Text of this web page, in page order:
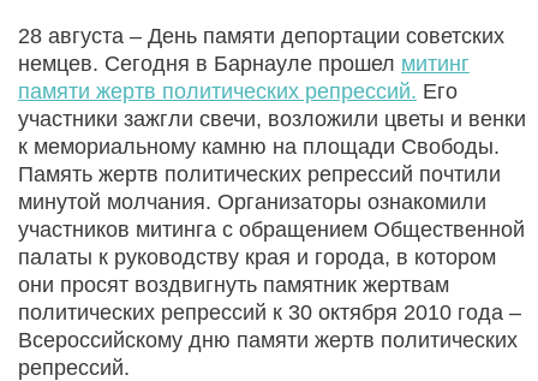
28 августа – День памяти депортации советских
немцев. Сегодня в Барнауле прошел митинг
памяти жертв политических репрессий. Его
участники зажгли свечи, возложили цветы и венки
к мемориальному камню на площади Свободы.
Память жертв политических репрессий почтили
минутой молчания. Организаторы ознакомили
участников митинга с обращением Общественной
палаты к руководству края и города, в котором
они просят воздвигнуть памятник жертвам
политических репрессий к 30 октября 2010 года –
Всероссийскому дню памяти жертв политических
репрессий.